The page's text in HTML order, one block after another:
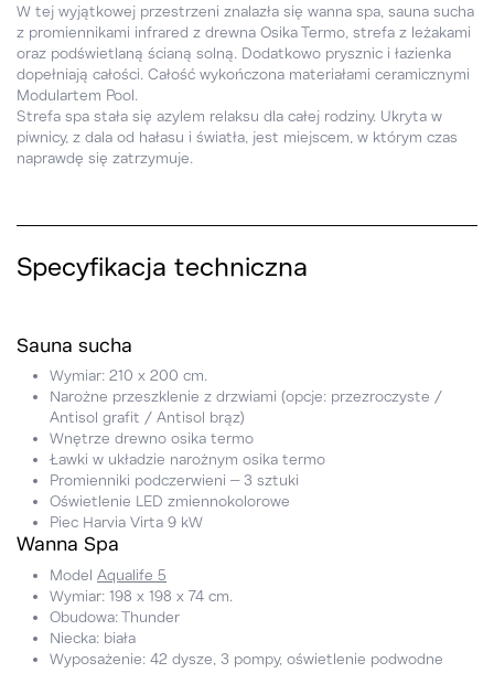
W tej wyjątkowej przestrzeni znalazła się wanna spa, sauna sucha
z promiennikami infrared z drewna Osika Termo, strefa z leżakami
oraz podświetlaną ścianą solną. Dodatkowo prysznic i łazienka
dopełniają całości. Całość wykończona materiałami ceramicznymi
Modulartem Pool.
Strefa spa stała się azylem relaksu dla całej rodziny. Ukryta w
piwnicy, z dala od hałasu i światła, jest miejscem, w którym czas
naprawdę się zatrzymuje.
Specyfikacja techniczna
Sauna sucha
Wymiar: 210 x 200 cm.
Narożne przeszklenie z drzwiami (opcje: przezroczyste /
Antisol grafit / Antisol brąz)
Wnętrze drewno osika termo
Ławki w układzie narożnym osika termo
Promienniki podczerwieni – 3 sztuki
Oświetlenie LED zmiennokolorowe
Piec Harvia Virta 9 kW
Wanna Spa
Model Aqualife 5
Wymiar: 198 x 198 x 74 cm.
Obudowa: Thunder
Niecka: biała
Wyposażenie: 42 dysze, 3 pompy, oświetlenie podwodne